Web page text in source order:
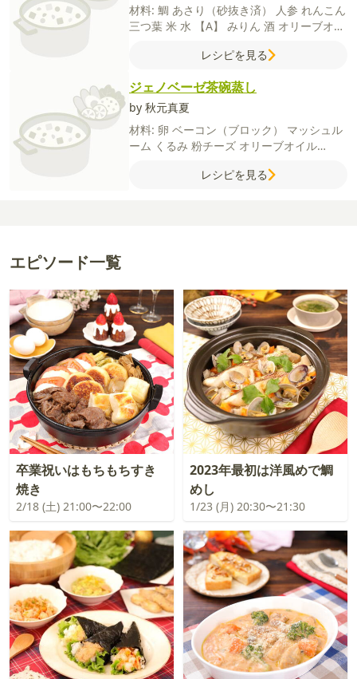
材料: 鯛 あさり（砂抜き済） 人参 れんこん
三つ葉 米 水 【A】 みりん 酒 オリーブオイ
レシピを見る
ジェノベーゼ茶碗蒸し
by 秋元真夏
材料: 卵 ベーコン（ブロック） マッシュル
ーム くるみ 粉チーズ オリーブオイル
大葉【B】水片栗粉
レシピを見る
エピソード一覧
卒業祝いはもちもちすき
焼き
2/18 (土) 21:00〜22:00
2023年最初は洋風めで鯛
めし
1/23 (月) 20:30〜21:30